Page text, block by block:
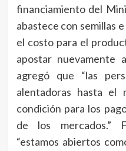
financiamiento del
abastece con semillas
el costo para el
apostar nuevamente
agregó que “las
alentadoras hasta el
condición para los
de los mercados.”
“estamos abiertos